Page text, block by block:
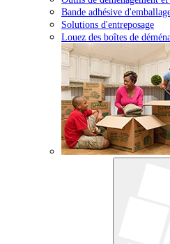
Bande adhésive
Solutions d'entreposage
Louez des boîtes de